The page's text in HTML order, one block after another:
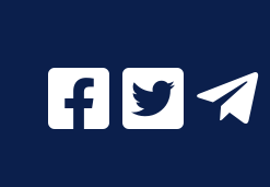
Facebook Digital
Twitter